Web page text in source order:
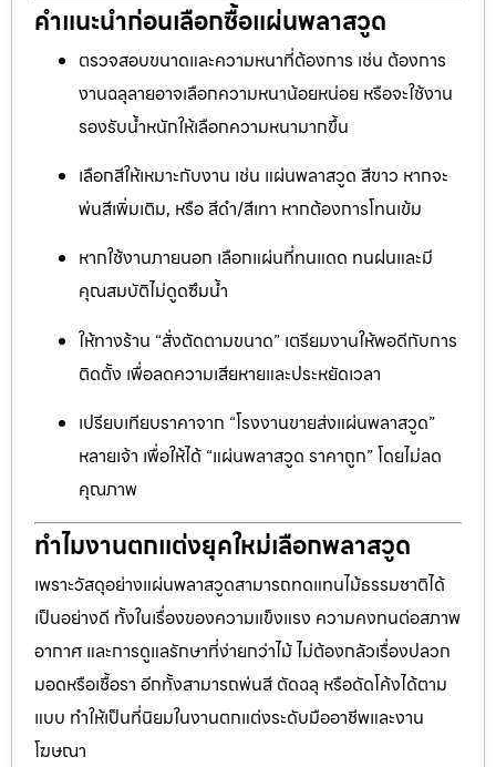
คำแนะนำก่อนเลือกซื้อแผ่นพลาสวูด
ตรวจสอบขนาดและความหนาที่ต้องการ เช่น ต้องการ
งานฉลุลายอาจเลือกความหนาน้อยหน่อย หรือจะใช้งาน
รองรับน้ำหนักให้เลือกความหนามากขึ้น
เลือกสีให้เหมาะกับงาน เช่น แผ่นพลาสวูด สีขาว หากจะ
พ่นสีเพิ่มเติม, หรือ สีดำ/สีเทา หากต้องการโทนเข้ม
หากใช้งานภายนอก เลือกแผ่นที่ทนแดด ทนฝนและมี
คุณสมบัติไม่ดูดซึมน้ำ
ให้ทางร้าน “สั่งตัดตามขนาด” เตรียมงานให้พอดีกับการ
ติดตั้ง เพื่อลดความเสียหายและประหยัดเวลา
เปรียบเทียบราคาจาก “โรงงานขายส่งแผ่นพลาสวูด”
หลายเจ้า เพื่อให้ได้ “แผ่นพลาสวูด ราคาถูก” โดยไม่ลด
คุณภาพ
ทำไมงานตกแต่งยุคใหม่เลือกพลาสวูด
เพราะวัสดุอย่างแผ่นพลาสวูดสามารถทดแทนไม้ธรรมชาติได้
เป็นอย่างดี ทั้งในเรื่องของความแข็งแรง ความคงทนต่อสภาพ
อากาศ และการดูแลรักษาที่ง่ายกว่าไม้ ไม่ต้องกลัวเรื่องปลวก
มอดหรือเชื้อรา อีกทั้งสามารถพ่นสี ตัดฉลุ หรือดัดโค้งได้ตาม
แบบ ทำให้เป็นที่นิยมในงานตกแต่งระดับมืออาชีพและงาน
โฆษณา